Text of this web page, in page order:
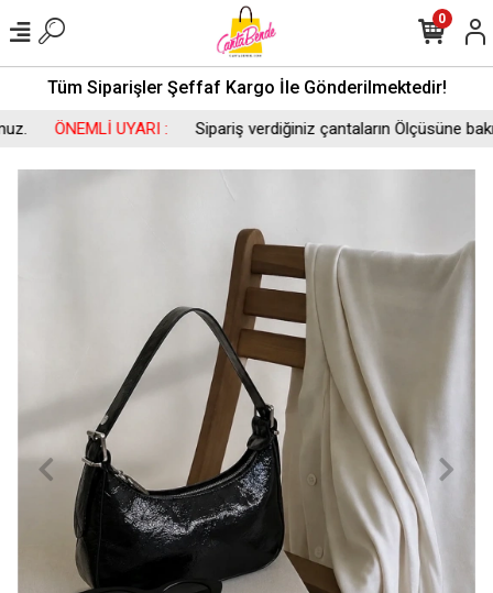
Tüm Siparişler Şeffaf Kargo İle Gönderilmektedir!
ÖNEMLİ UYARI : Sipariş verdiğiniz çantaların Ölçüsüne bakıp
0